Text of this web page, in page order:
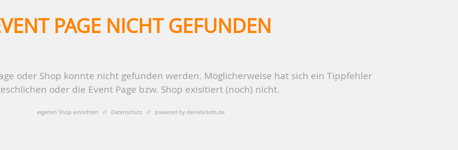
PAGE NICHT GEFUNDEN
oder Shop konnte nicht gefunden werden. Möglicherweise hat sich ein Tippfehler
oder die Event Page bzw. Shop exisitiert (noch) nicht.
eigenen Shop einrichten // Datenschutz// powered by deinetickets.de